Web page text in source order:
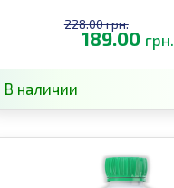
189.00 грн.
228.00 грн.
В наличии